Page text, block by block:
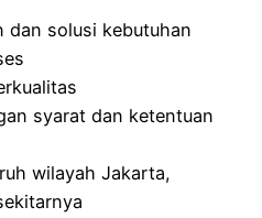
dan solusi kebutuhan
syarat dan ketentuan
wilayah Jakarta,